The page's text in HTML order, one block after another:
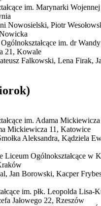
im. Marynarki
Nowosielski, Piotr
im. dr
21, Kowale
Falkowski, Lena Firak,
im. Adama
Mickiewicza 11, Katowice
Aleksandra, Kądziela
Liceum Ogólnokształcące w
Jan Borowski, Kacper
im. płk. Leopolda Lisa-
Jałowego 22, Rzeszów